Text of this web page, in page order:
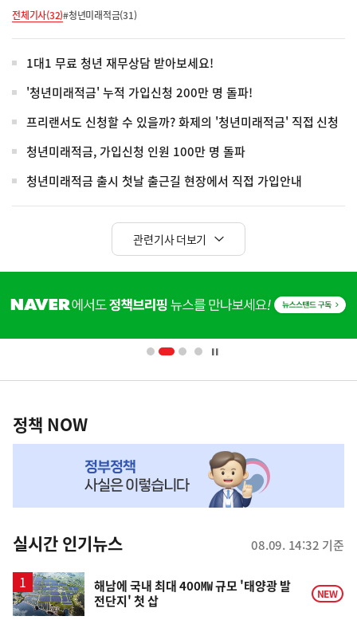
전체기사(32)#청년미래적금(31)
1대1 무료 청년 재무상담 받아보세요!
'청년미래적금' 누적 가입신청 200만 명 돌파!
프리랜서도 신청할 수 있을까? 화제의 '청년미래적금' 직접 신청
청년미래적금, 가입신청 인원 100만 명 돌파
청년미래적금 출시 첫날 출근길 현장에서 직접 가입안내
관련기사 더보기
단
영
책
NOW,
뉴
스
정책 NOW
실시간 인기뉴스 08.09. 14:32 기준
해남에 국내 최대 400㎿ 규모 '태양광 발
전단지' 첫 삽
NEW